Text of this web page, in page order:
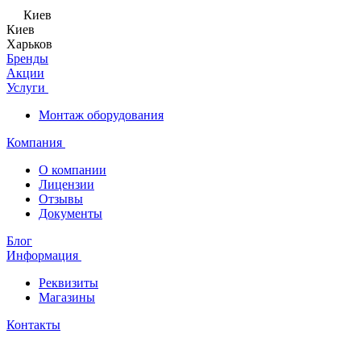
Киев
Киев
Харьков
Бренды
Акции
Услуги
Монтаж оборудования
Компания
О компании
Лицензии
Отзывы
Документы
Блог
Информация
Реквизиты
Магазины
Контакты